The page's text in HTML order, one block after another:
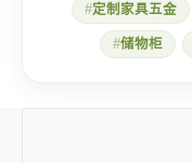
定制家具五金
储物柜